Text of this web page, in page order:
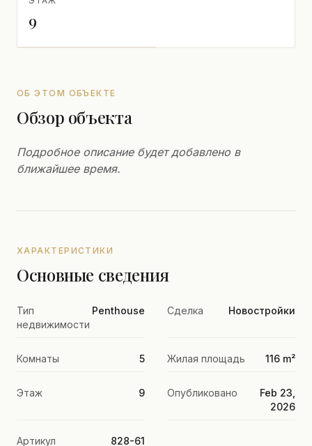
9
ОБ ЭТОМ ОБЪЕКТЕ
Обзор объекта
Подробное описание будет добавлено в
ближайшее время.
ХАРАКТЕРИСТИКИ
Основные сведения
Тип
недвижимости
Penthouse Сделка Новостройки
Комнаты 5 Жилая площадь 116 m²
Этаж 9 Опубликовано
Feb 23,
2026
Артикул 828-61